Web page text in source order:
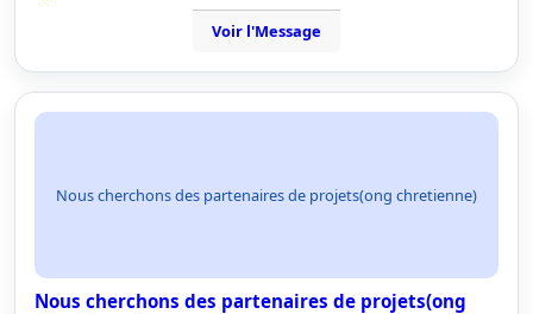
Voir l'Message
Nous cherchons des partenaires de projets(ong chretienne)
Nous cherchons des partenaires de projets(ong